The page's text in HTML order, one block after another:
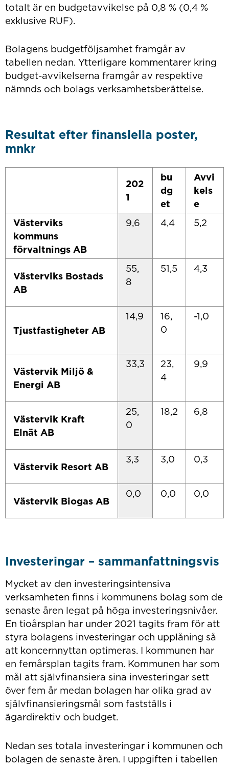
totalt är en budgetavvikelse på 0,8 % (0,4 %
exklusive RUF).
Bolagens budgetföljsamhet framgår av
tabellen nedan. Ytterligare kommentarer kring
budget-avvikelserna framgår av respektive
nämnds och bolags verksamhetsberättelse.
Resultat efter finansiella poster,
mnkr
202
1
bu
dg
et
Avvi
kels
e
Västerviks
kommuns
förvaltnings AB
9,6 4,4 5,2
Västerviks Bostads
AB
55,
8
51,5 4,3
Tjustfastigheter AB
14,9
16,
0
-1,0
Västervik Miljö &
Energi AB
33,3
23,
4
9,9
Västervik Kraft
Elnät AB
25,
0
18,2 6,8
Västervik Resort AB
3,3 3,0 0,3
Västervik Biogas AB
0,0 0,0 0,0
Investeringar – sammanfattningsvis
Mycket av den investeringsintensiva
verksamheten finns i kommunens bolag som de
senaste åren legat på höga investeringsnivåer.
En tioårsplan har under 2021 tagits fram för att
styra bolagens investeringar och upplåning så
att koncernnyttan optimeras. I kommunen har
en femårsplan tagits fram. Kommunen har som
mål att självfinansiera sina investeringar sett
över fem år medan bolagen har olika grad av
självfinansieringsmål som fastställs i
ägardirektiv och budget.
Nedan ses totala investeringar i kommunen och
bolagen de senaste åren. I uppgiften i tabellen